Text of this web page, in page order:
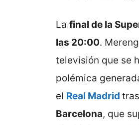
La final de la
las 20:00.
televisión que se
polémica
el Real Madrid
Barcelona, que